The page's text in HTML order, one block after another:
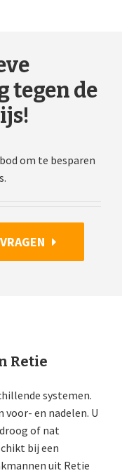
tegen de
om te besparen
Retie
systemen.
voor- en nadelen. U
of nat
bij een
uit Retie